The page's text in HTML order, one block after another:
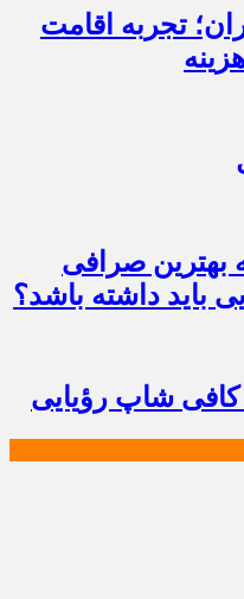
تجربه اقامت
بهترین صرافی
باید داشته باشد؟
شاپ رؤیایی